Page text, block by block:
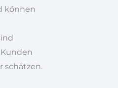
können
schätzen.